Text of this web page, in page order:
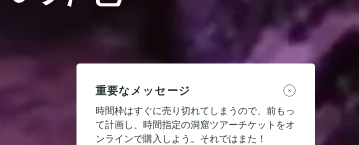
重要なメッセージ
時間枠はすぐに売り切れてしまうので、前もっ
て計画し、時間指定の洞窟ツアーチケットをオ
ンラインで購入しよう。それではまた！